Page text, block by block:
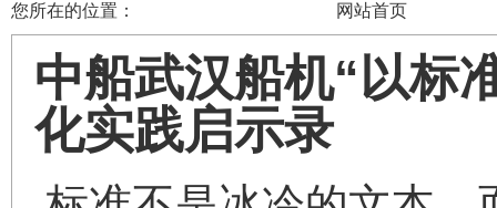
您所在的位置： 网站首页
中船武汉船机“以标
化实践启示录